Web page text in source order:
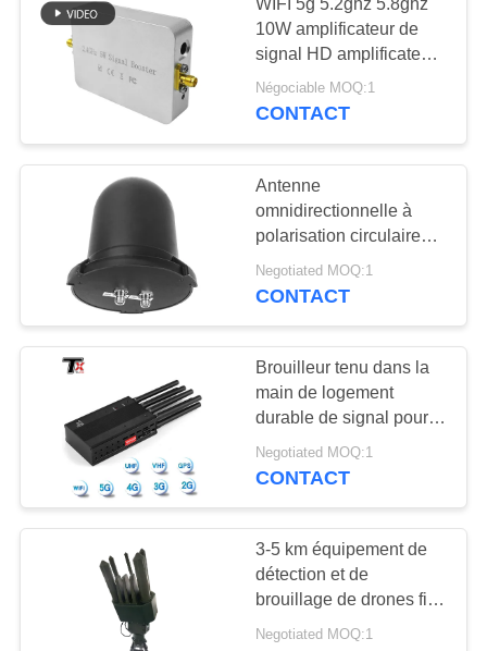
Amplificateur
unidirectionnel
amplificateur
bidirectionnel
Détecteur de
signaux de drone
10W amplificateur de
signal HD amplificateur
de puissance double
bande pour le
Négociable MOQ:1
CONTACT
Antenne
omnidirectionnelle à
polarisation circulaire
double bande 100-6000
MHz, amplificateur
surveillance et la contre-
mesure des drones
Negotiated MOQ:1
CONTACT
Brouilleur tenu dans la
main de logement
durable de signal pour
des conférences et la
sécurité personnelle
Negotiated MOQ:1
CONTACT
3-5 km équipement de
détection et de
brouillage de drones fixe
vert du gouvernement
Negotiated MOQ:1